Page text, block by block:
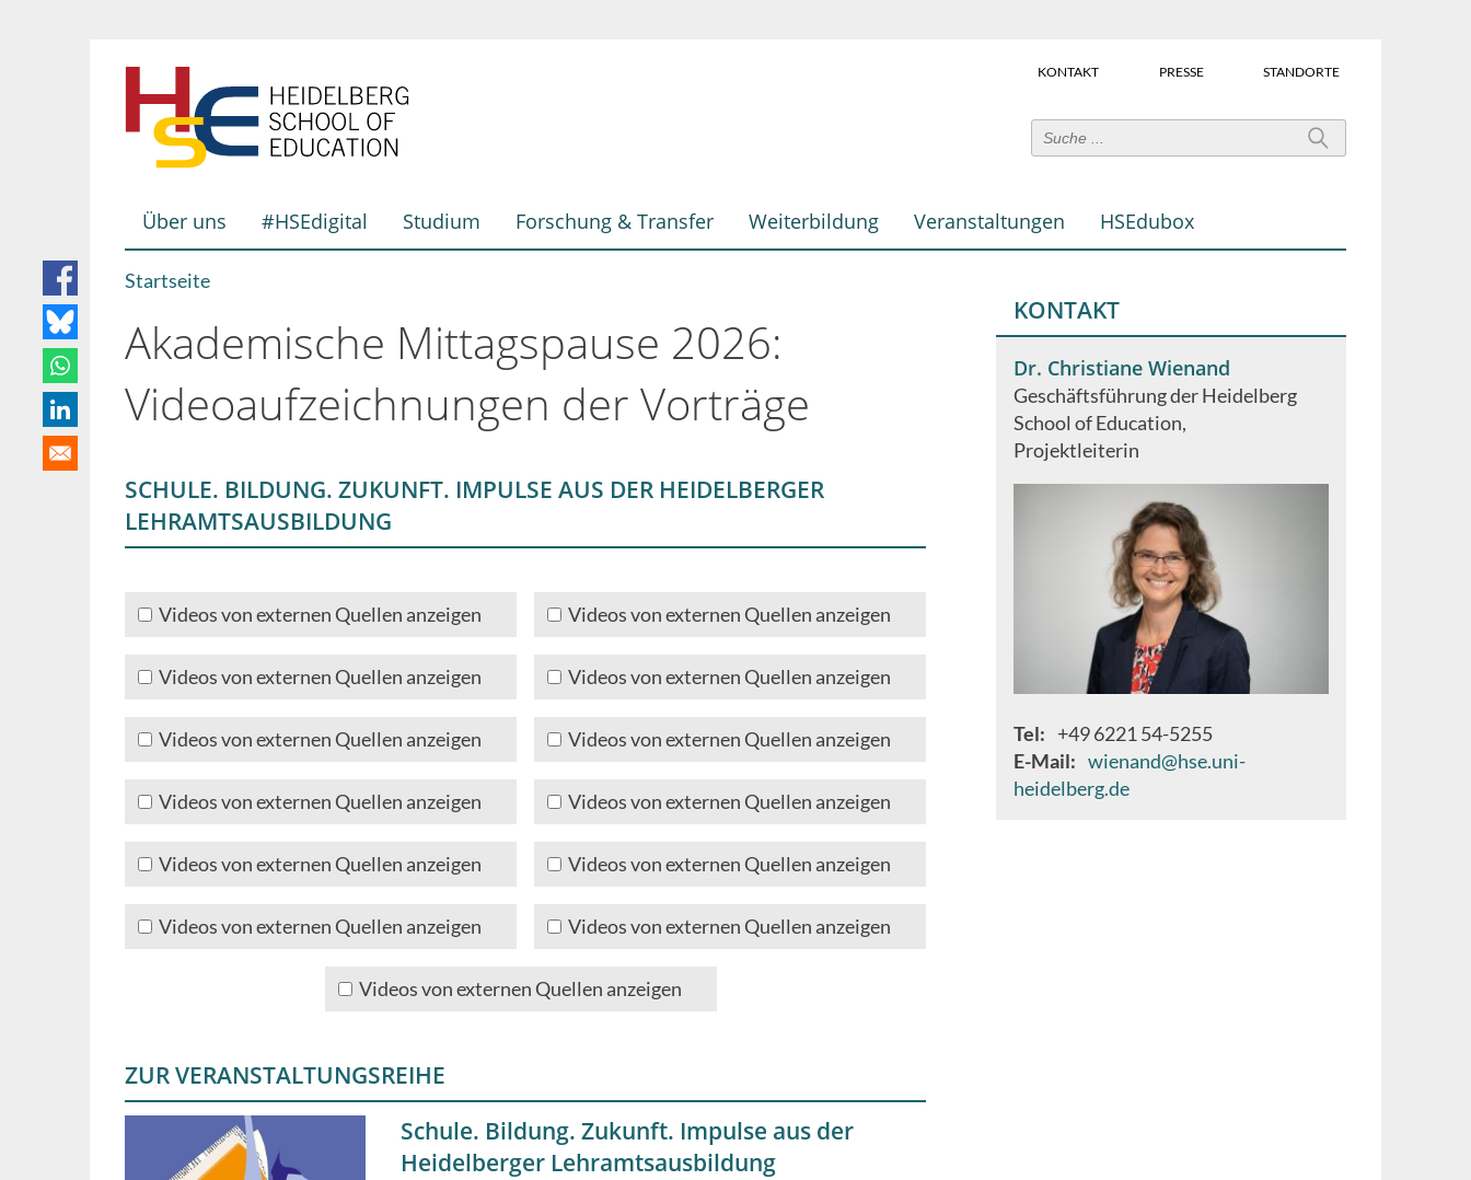
User-
(Über
Suchfeld)
KONTAKT PRESSE STANDORTE
Hauptnavigation
Über uns #HSEdigital Studium Forschung & Transfer Weiterbildung Veranstaltungen HSEdubox
Breadcrumb
Startseite
Akademische Mittagspause 2026:
Videoaufzeichnungen der Vorträge
SCHULE. BILDUNG. ZUKUNFT. IMPULSE AUS DER HEIDELBERGER
LEHRAMTSAUSBILDUNG
Videos von externen Quellen anzeigen Videos von externen Quellen anzeigen
Videos von externen Quellen anzeigen Videos von externen Quellen anzeigen
Videos von externen Quellen anzeigen Videos von externen Quellen anzeigen
Videos von externen Quellen anzeigen Videos von externen Quellen anzeigen
Videos von externen Quellen anzeigen Videos von externen Quellen anzeigen
Videos von externen Quellen anzeigen Videos von externen Quellen anzeigen
Videos von externen Quellen anzeigen
ZUR VERANSTALTUNGSREIHE
Schule. Bildung. Zukunft. Impulse aus der
Heidelberger Lehramtsausbildung
KONTAKT
Dr. Christiane Wienand
Geschäftsführung der Heidelberg
School of Education
Projektleiterin
Tel
+49 6221 54-5255
E-Mail
wienand@hse.uni-
heidelberg.de